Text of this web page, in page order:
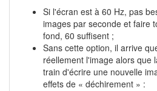
Si l'écran est à 60 Hz, pas
images par seconde et faire
fond, 60 suffisent ;
Sans cette option, il arrive
réellement l'image alors que
train d'écrire une nouvelle
effets de « déchirement » :